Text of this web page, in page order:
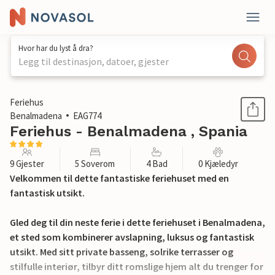
Hvor har du lyst å dra?
Legg til destinasjon, datoer, gjester
1 / 26
Feriehus
Benalmadena
EAG774
Feriehus - Benalmadena , Spania
9 Gjester 5 Soverom 4 Bad 0 Kjæledyr
Velkommen til dette fantastiske feriehuset med en
fantastisk utsikt.
Gled deg til din neste ferie i dette feriehuset i Benalmadena,
et sted som kombinerer avslapning, luksus og fantastisk
utsikt. Med sitt private basseng, solrike terrasser og
stilfulle interiør, tilbyr ditt romslige hjem alt du trenger for